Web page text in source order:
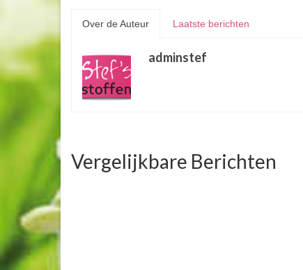
Over de Auteur Laatste berichten
adminstef
Vergelijkbare Berichten